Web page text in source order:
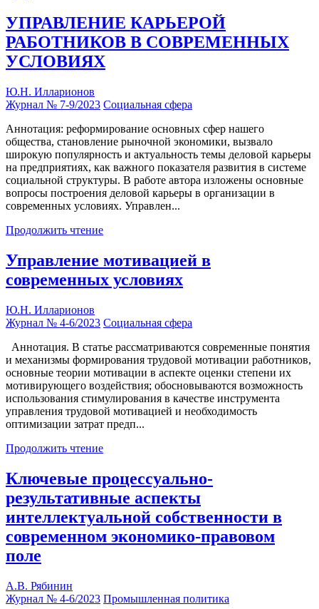
УПРАВЛЕНИЕ КАРЬЕРОЙ
РАБОТНИКОВ В СОВРЕМЕННЫХ
УСЛОВИЯХ
Ю.Н. Илларионов
Журнал № 7-9/2023 Социальная сфера
Аннотация: реформирование основных сфер нашего
общества, становление рыночной экономики, вызвало
широкую популярность и актуальность темы деловой карьеры
на предприятиях, как важного показателя развития в системе
социальной структуры. В работе автора изложены основные
вопросы построения деловой карьеры в организации в
современных условиях. Управлен...
Продолжить чтение
Управление мотивацией в
современных условиях
Ю.Н. Илларионов
Журнал № 4-6/2023 Социальная сфера
Аннотация. В статье рассматриваются современные понятия
и механизмы формирования трудовой мотивации работников,
основные теории мотивации в аспекте оценки степени их
мотивирующего воздействия; обосновываются возможность
использования стимулирования в качестве инструмента
управления трудовой мотивацией и необходимость
оптимизации затрат предп...
Продолжить чтение
Ключевые процессуально-
результативные аспекты
интеллектуальной собственности в
современном экономико-правовом
поле
А.В. Рябинин
Журнал № 4-6/2023 Промышленная политика